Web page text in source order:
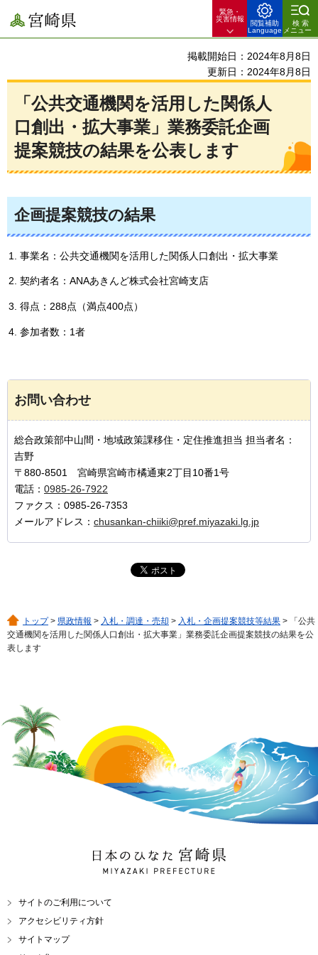
宮崎県
緊急・
災害情報
閲覧補助
Language
検索
メニュー
掲載開始日：2024年8月8日
更新日：2024年8月8日
「公共交通機関を活用した関係人
口創出・拡大事業」業務委託企画
提案競技の結果を公表します
企画提案競技の結果
事業名：公共交通機関を活用した関係人口創出・拡大事業
契約者名：ANAあきんど株式会社宮崎支店
得点：288点（満点400点）
参加者数：1者
お問い合わせ
総合政策部中山間・地域政策課移住・定住推進担当 担当者名：
吉野
〒880-8501 宮崎県宮崎市橘通東2丁目10番1号
電話： 0985-26-7922
ファクス：0985-26-7353
メールアドレス： chusankan-chiiki@pref.miyazaki.lg.jp
トップ> 県政情報 > 入札・調達・売却 > 入札・企画提案競技等結果 > 「公共
交通機関を活用した関係人口創出・拡大事業」業務委託企画提案競技の結果を公
表します
日本のひなた 宮崎県
MIYAZAKI PREFECTURE
サイトのご利用について
アクセシビリティ方針
サイトマップ